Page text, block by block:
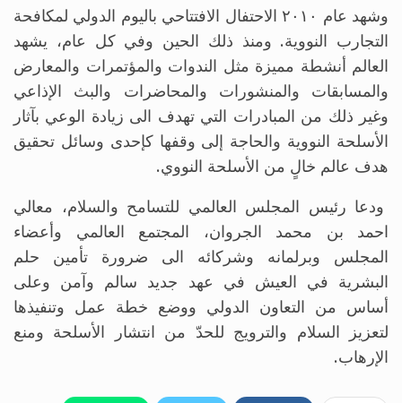
وشهد عام ٢٠١٠ الاحتفال الافتتاحي باليوم الدولي لمكافحة
التجارب النووية. ومنذ ذلك الحين وفي كل عام، يشهد
العالم أنشطة مميزة مثل الندوات والمؤتمرات والمعارض
والمسابقات والمنشورات والمحاضرات والبث الإذاعي
وغير ذلك من المبادرات التي تهدف الى زيادة الوعي بآثار
الأسلحة النووية والحاجة إلى وقفها كإحدى وسائل تحقيق
هدف عالم خالٍ من الأسلحة النووي.
ودعا رئيس المجلس العالمي للتسامح والسلام، معالي
احمد بن محمد الجروان، المجتمع العالمي وأعضاء
المجلس وبرلمانه وشركائه الى ضرورة تأمين حلم
البشرية في العيش في عهد جديد سالم وآمن وعلى
أساس من التعاون الدولي ووضع خطة عمل وتنفيذها
لتعزيز السلام والترويج للحدّ من انتشار الأسلحة ومنع
الإرهاب.